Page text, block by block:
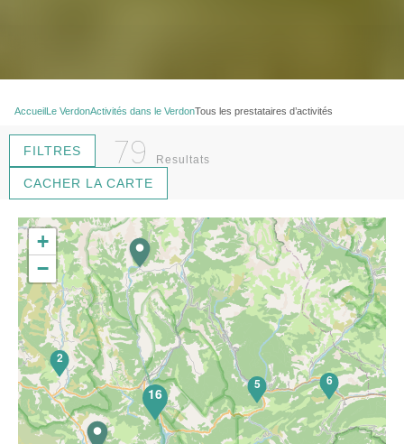
AccueilLe VerdonActivités dans le VerdonTous les prestataires d’activités
FILTRES 79 Resultats
CACHER LA CARTE
5 6
2
16
+
−